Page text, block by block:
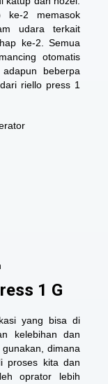
ke-2 memasok
udara terkait
ke-2. Semua
otomatis
beberpa
riello press 1
1 G
yang bisa di
kelebihan dan
dimana
proses kita dan
oprator lebih